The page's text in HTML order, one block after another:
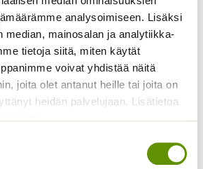
analysoimiseen. Lisäksi
median, mainosalan ja analytiikka-
tietoja siitä, miten käytät
voivat yhdistää näitä
joita olet antanut heille tai joita on
heidän palvelujaan. Lisätietoa
ALE!
2,99 5,00
Hintaluokka:
2,99 €
-
5,00 €
Sisältää